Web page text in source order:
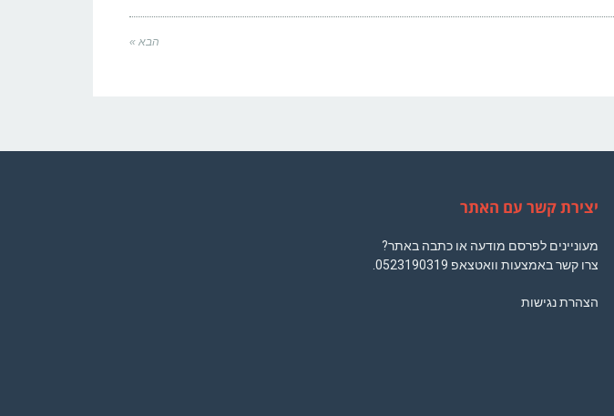
הבא »
יצירת קשר עם האתר
מעוניינים לפרסם מודעה או כתבה באתר?
צרו קשר באמצעות וואטצאפ 0523190319
הצהרת נגישות